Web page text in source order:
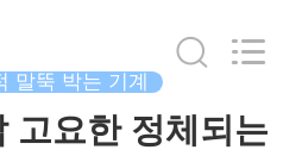
말뚝 박는 기계
고요한 정체되는